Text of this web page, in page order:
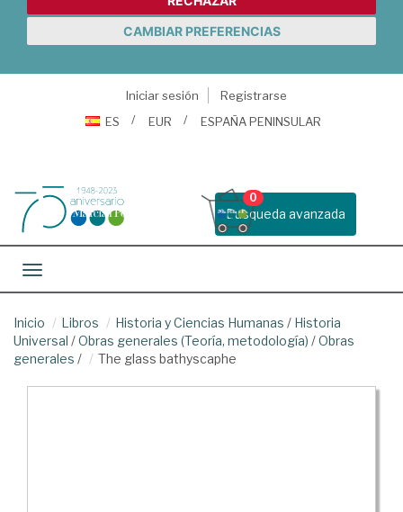
CAMBIAR PREFERENCIAS
Iniciar sesión
Registrarse
ES
EUR ESPAÑA PENINSULAR
Busqueda avanzada
0
Toggle navigation
Inicio Libros Historia y Ciencias Humanas / Historia
Universal /Obras generales (Teoría, metodología) /Obras
generales / The glass bathyscaphe